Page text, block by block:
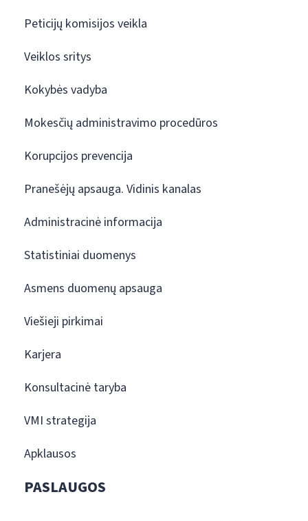
Peticijų komisijos veikla
Veiklos sritys
Kokybės vadyba
Mokesčių administravimo procedūros
Korupcijos prevencija
Pranešėjų apsauga. Vidinis kanalas
Administracinė informacija
Statistiniai duomenys
Asmens duomenų apsauga
Viešieji pirkimai
Karjera
Konsultacinė taryba
VMI strategija
Apklausos
PASLAUGOS